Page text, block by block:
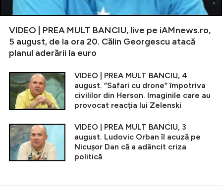
VIDEO | PREA MULT BANCIU, live pe iAMnews.ro,
5 august, de la ora 20. Călin Georgescu atacă
planul aderării la euro
VIDEO | PREA MULT BANCIU, 4
august. ”Safari cu drone” împotriva
civililor din Herson. Imaginile care au
provocat reacția lui Zelenski
VIDEO | PREA MULT BANCIU, 3
august. Ludovic Orban îl acuză pe
Nicușor Dan că a adâncit criza
politică